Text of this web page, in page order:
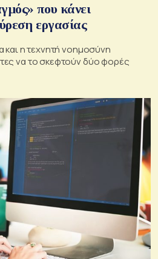
που κάνει
εργασίας
και η τεχνητή νοημοσύνη
να το σκεφτούν δύο φορές